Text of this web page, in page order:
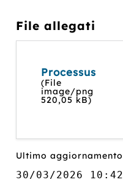
File allegati
Processus
(File
image/png
520,05 kB)
Ultimo
30/03/2026 10:42